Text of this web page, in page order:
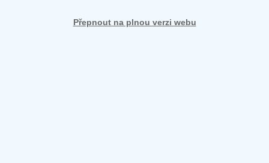
Přepnout na plnou verzi webu